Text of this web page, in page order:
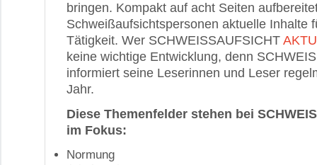
bringen. Kompakt auf acht Seiten
Schweißaufsichtspersonen aktuelle Inhalte
Tätigkeit. Wer SCHWEISSAUFSICHT
keine wichtige Entwicklung, denn
informiert seine Leserinnen und Leser
Jahr.
Diese Themenfelder stehen bei
im Fokus:
Normung